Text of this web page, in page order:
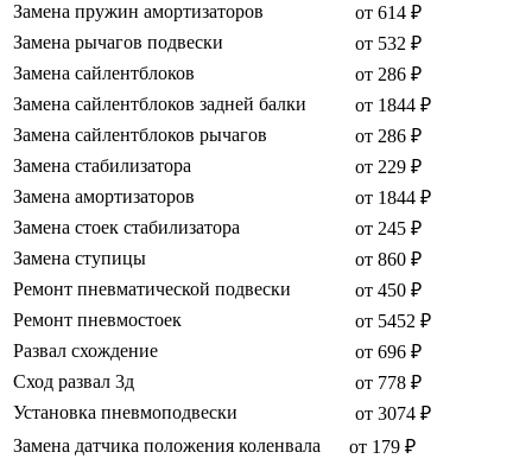
Замена пружин амортизаторов
от 614 ₽
Замена рычагов подвески
от 532 ₽
Замена сайлентблоков
от 286 ₽
Замена сайлентблоков задней балки
от 1844 ₽
Замена сайлентблоков рычагов
от 286 ₽
Замена стабилизатора
от 229 ₽
Замена амортизаторов
от 1844 ₽
Замена стоек стабилизатора
от 245 ₽
Замена ступицы
от 860 ₽
Ремонт пневматической подвески
от 450 ₽
Ремонт пневмостоек
от 5452 ₽
Развал схождение
от 696 ₽
Сход развал 3д
от 778 ₽
Установка пневмоподвески
от 3074 ₽
Замена датчика положения коленвала
от 179 ₽